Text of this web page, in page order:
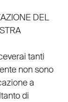
DEL
tanti
non sono
a
di